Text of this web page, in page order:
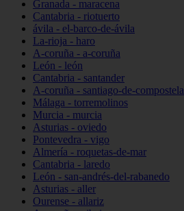
Granada - maracena
Cantabria - riotuerto
ávila - el-barco-de-ávila
La-rioja - haro
A-coruña - a-coruña
León - león
Cantabria - santander
A-coruña - santiago-de-compostela
Málaga - torremolinos
Murcia - murcia
Asturias - oviedo
Pontevedra - vigo
Almería - roquetas-de-mar
Cantabria - laredo
León - san-andrés-del-rabanedo
Asturias - aller
Ourense - allariz